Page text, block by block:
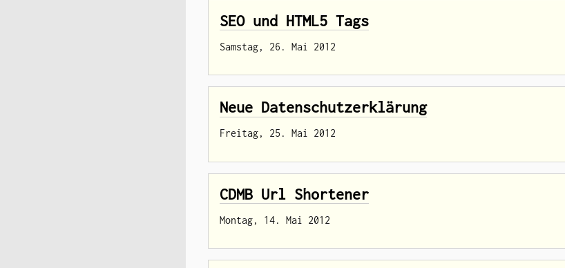
SEO und HTML5 Tags
Samstag, 26. Mai 2012
Neue Datenschutzerklärung
Freitag, 25. Mai 2012
CDMB Url Shortener
Montag, 14. Mai 2012